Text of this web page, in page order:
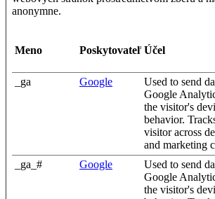
anonymne.
Meno Poskytovateľ Účel
_ga
Google
Used to send
Google
the visitor's
behavior.
visitor across
and marketing
_ga_# Google
Used to send
Google
the visitor's